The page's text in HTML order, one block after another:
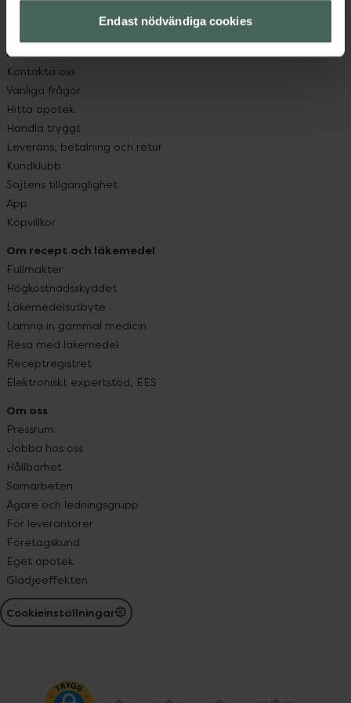
Endast nödvändiga cookies
Kundservice
Kontakta oss
Vanliga frågor
Hitta apotek
Handla tryggt
Leverans, betalning och retur
Kundklubb
Sajtens tillgänglighet
App
Köpvillkor
Om recept och läkemedel
Fullmakter
Högkostnadsskyddet
Läkemedelsutbyte
Lämna in gammal medicin
Resa med läkemedel
Receptregistret
Elektroniskt expertstöd, EES
Om oss
Pressrum
Jobba hos oss
Hållbarhet
Samarbeten
Ägare och ledningsgrupp
För leverantörer
Företagskund
Eget apotek
Glädjeeffekten
Cookieinställningar